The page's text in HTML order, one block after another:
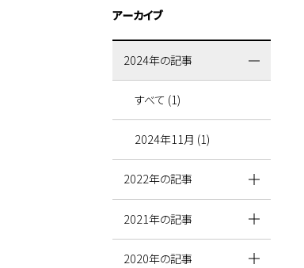
アーカイブ
2024年の記事
すべて (1)
2024年11月 (1)
2022年の記事
2021年の記事
2020年の記事